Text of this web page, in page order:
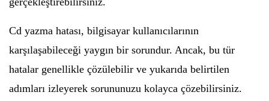
Cd yazma hatası, bilgisayar kullanıcılarının
karşılaşabileceği yaygın bir sorundur. Ancak, bu tür
hatalar genellikle çözülebilir ve yukarıda belirtilen
adımları izleyerek sorununuzu kolayca çözebilirsiniz.